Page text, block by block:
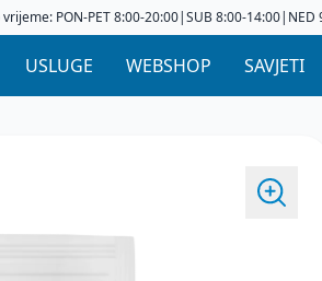
vrijeme: PON-PET 8:00-20:00|SUB 8:00-14:00|NED
USLUGE WEBSHOP SAVJETI